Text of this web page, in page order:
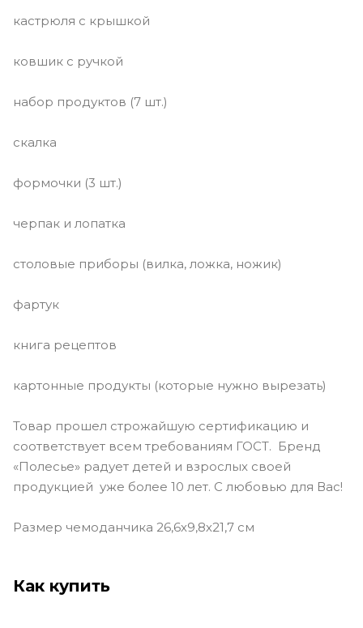
кастрюля с крышкой
ковшик с ручкой
набор продуктов (7 шт.)
скалка
формочки (3 шт.)
черпак и лопатка
столовые приборы (вилка, ложка, ножик)
фартук
книга рецептов
картонные продукты (которые нужно вырезать)
Товар прошел строжайшую сертификацию и
соответствует всем требованиям ГОСТ. Бренд
«Полесье» радует детей и взрослых своей
продукцией уже более 10 лет. С любовью для Вас!
Размер чемоданчика 26,6х9,8х21,7 см
Как купить